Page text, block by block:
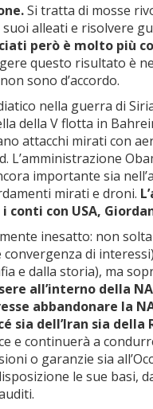
Si tratta di mosse
alleati e risolvere
però è molto più
questo risultato è
sono d’accordo.
nella guerra di
della V flotta in
attacchi mirati con
L’amministrazione
importante sia
mirati e droni.
conti con USA,
inesatto: non
convergenza di
e dalla storia), ma
all’interno della
abbandonare la
sia dell’Iran sia della
e continuerà a
o garanzie sia
le sue basi,